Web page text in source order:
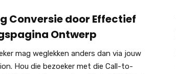
Conversie door Effectief
Ontwerp
mag weglekken anders dan via jouw
Hou die bezoeker met die Call-to-